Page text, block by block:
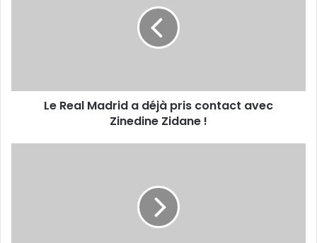
Zinedine
Le Real Madrid a déjà pris contact avec
Zinedine Zidane !